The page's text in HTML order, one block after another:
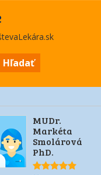
Hľadať
MUDr.
Markéta
Smolárová
PhD.